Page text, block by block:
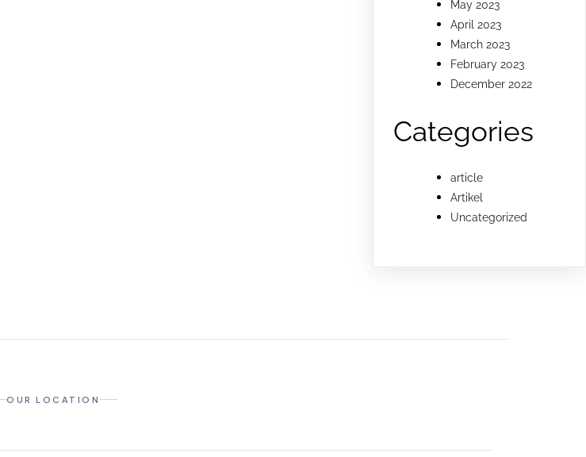
May 2023
April 2023
March 2023
February 2023
December 2022
Categories
article
Artikel
Uncategorized
OUR LOCATION